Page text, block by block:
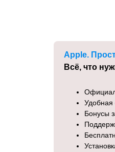
Удобная
Бонусы
Apple.
Всё, что